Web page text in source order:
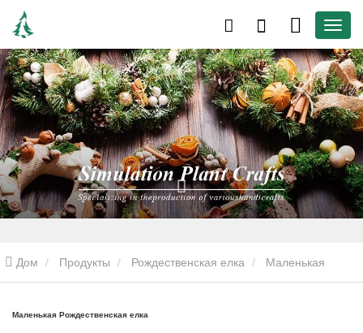
Дом Продукты Рождественская елка
Маленькая Рождественская елка